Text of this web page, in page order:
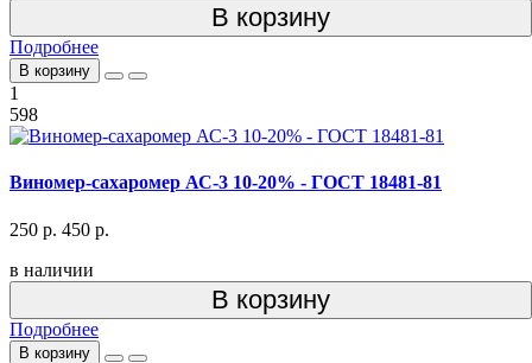
В корзину
Подробнее
В корзину
1
598
Виномер-сахаромер АС-3 10-20% - ГОСТ 18481-81
250 р. 450 р.
в наличии
В корзину
Подробнее
В корзину